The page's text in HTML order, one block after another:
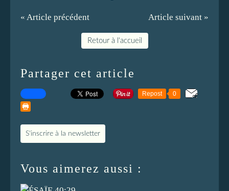
« Article précédent Article suivant »
Retour à l'accueil
Partager cet article
Repost 0
S'inscrire à la newsletter
Vous aimerez aussi :